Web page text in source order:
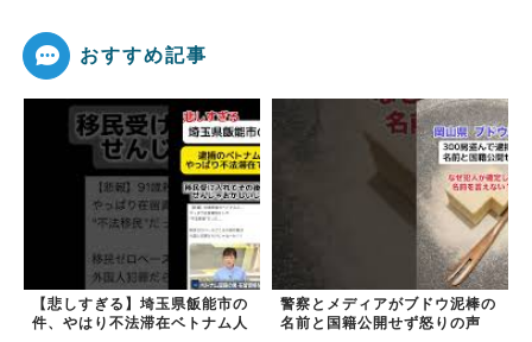
おすすめ記事
【悲しすぎる】埼玉県飯能市の
件、やはり不法滞在ベトナム人
警察とメディアがブドウ泥棒の
名前と国籍公開せず怒りの声